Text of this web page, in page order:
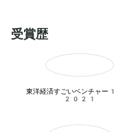
受賞歴
東洋経済すごいベンチャ
2021